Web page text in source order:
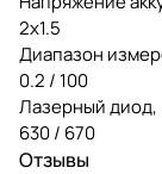
2х1.5
Диапазон
0.2 / 100
Лазерный
630 / 670
Отзывы